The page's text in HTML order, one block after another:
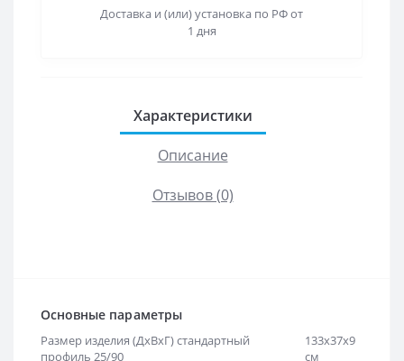
Доставка и (или) установка по РФ от
1 дня
Характеристики
Описание
Отзывов (0)
Основные параметры
Размер изделия (ДхВхГ) стандартный
профиль 25/90
133х37х9
см